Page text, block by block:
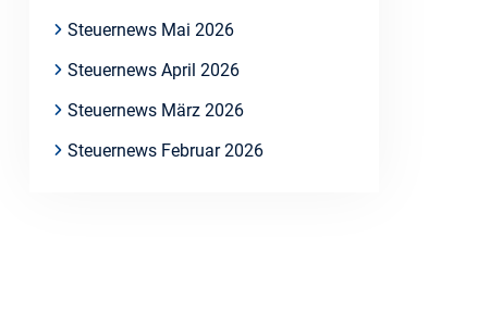
Steuernews Mai 2026
Steuernews April 2026
Steuernews März 2026
Steuernews Februar 2026